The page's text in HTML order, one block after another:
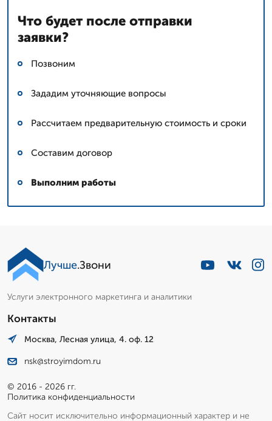
Что будет после отправки
заявки?
Позвоним
Зададим уточняющие вопросы
Рассчитаем предварительную стоимость и сроки
Составим договор
Выполним работы
Лучше.Звони
Услуги электронного маркетинга и аналитики
Контакты
Москва, Лесная улица, 4. оф. 12
nsk@stroyimdom.ru
© 2016 - 2026 гг.
Политика конфиденциальности
Сайт носит исключительно информационный характер и не